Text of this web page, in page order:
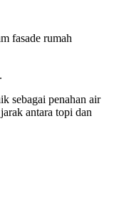
fasade rumah
sebagai penahan air
antara topi dan